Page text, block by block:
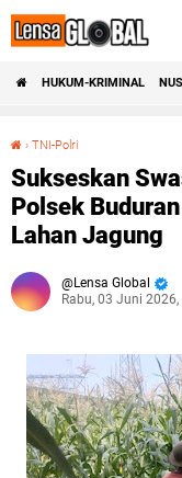
HUKUM-KRIMINAL
› TNI-Polri
Sukseskan
Polsek
Lahan Jagung
Lensa Global
Rabu, 03 Juni